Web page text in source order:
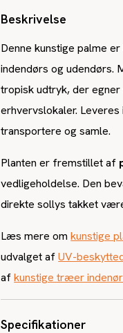
Beskrivelse
Denne kunstige palme
indendørs og udendørs.
tropisk udtryk, der
erhvervslokaler.
transportere og samle.
Planten er fremstillet af
vedligeholdelse. Den
direkte sollys takket
Læs mere omkunstige
udvalget afUV-
afkunstige træer
Specifikationer